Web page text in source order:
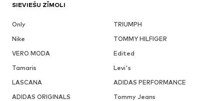
SIEVIEŠU ZĪMOLI
Only
TRIUMPH
Nike
TOMMY HILFIGER
VERO MODA
Edited
Tamaris
Levi's
LASCANA
ADIDAS PERFORMANCE
ADIDAS ORIGINALS
Tommy Jeans